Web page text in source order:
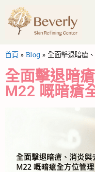
首頁 » Blog » 全面擊退暗瘡
全面擊退暗
M22 嘅暗瘡